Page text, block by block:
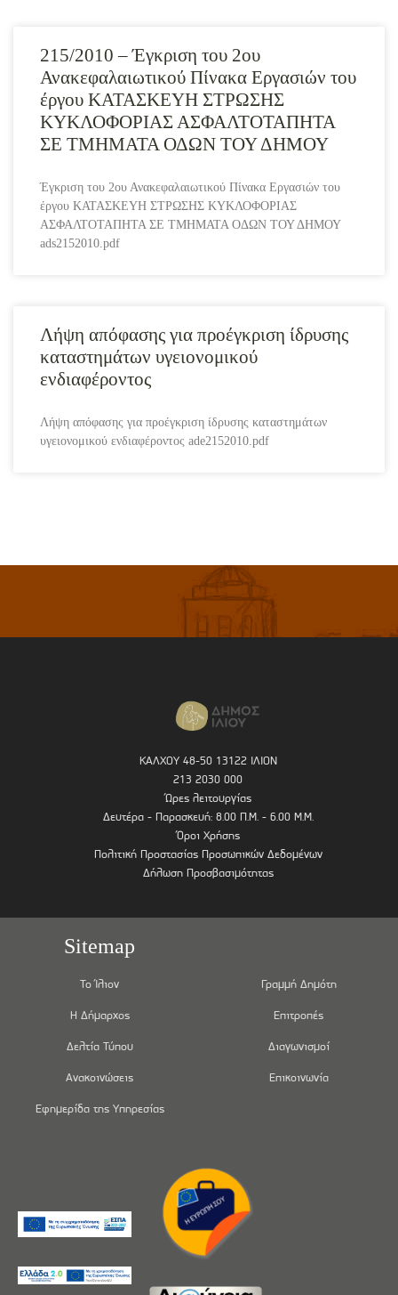
215/2010 – Έγκριση του 2ου
Ανακεφαλαιωτικού Πίνακα Εργασιών του
έργου ΚΑΤΑΣΚΕΥΗ ΣΤΡΩΣΗΣ
ΚΥΚΛΟΦΟΡΙΑΣ ΑΣΦΑΛΤΟΤΑΠΗΤΑ
ΣΕ ΤΜΗΜΑΤΑ ΟΔΩΝ ΤΟΥ ΔΗΜΟΥ
Έγκριση του 2ου Ανακεφαλαιωτικού Πίνακα Εργασιών του
έργου ΚΑΤΑΣΚΕΥΗ ΣΤΡΩΣΗΣ ΚΥΚΛΟΦΟΡΙΑΣ
ΑΣΦΑΛΤΟΤΑΠΗΤΑ ΣΕ ΤΜΗΜΑΤΑ ΟΔΩΝ ΤΟΥ ΔΗΜΟΥ
ads2152010.pdf
Λήψη απόφασης για προέγκριση ίδρυσης
καταστημάτων υγειονομικού
ενδιαφέροντος
Λήψη απόφασης για προέγκριση ίδρυσης καταστημάτων
υγειονομικού ενδιαφέροντος ade2152010.pdf
ΚΑΛΧΟΥ 48-50 13122 ΙΛΙΟΝ
213 2030 000
Ώρες λειτουργίας
Δευτέρα - Παρασκευή: 8.00 Π.Μ. - 6.00 Μ.Μ.
Όροι Χρήσης
Πολιτική Προστασίας Προσωπικών Δεδομένων
Δήλωση Προσβασιμότητας
Sitemap
Το Ίλιον
Η Δήμαρχος
Δελτία Τύπου
Ανακοινώσεις
Εφημερίδα της Υπηρεσίας
Γραμμή Δημότη
Επιτροπές
Διαγωνισμοί
Επικοινωνία